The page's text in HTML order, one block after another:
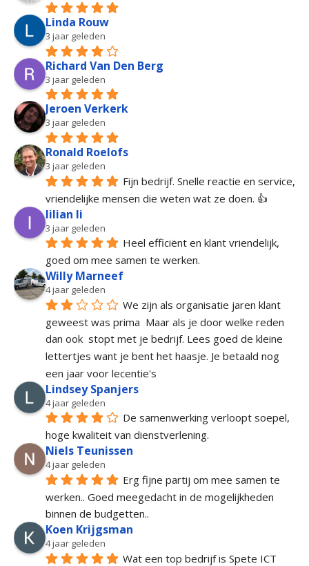
Linda Rouw
3 jaar geleden
Richard Van Den Berg
3 jaar geleden
Jeroen Verkerk
3 jaar geleden
Ronald Roelofs
3 jaar geleden
Fijn bedrijf. Snelle reactie en service,
vriendelijke mensen die weten wat ze doen. 👍
lilian li
3 jaar geleden
Heel efficiënt en klant vriendelijk,
goed om mee samen te werken.
Willy Marneef
4 jaar geleden
We zijn als organisatie jaren klant
geweest was prima  Maar als je door welke reden
dan ook  stopt met je bedrijf. Lees goed de kleine
lettertjes want je bent het haasje. Je betaald nog
een jaar voor lecentie's
Lindsey Spanjers
4 jaar geleden
De samenwerking verloopt soepel,
hoge kwaliteit van dienstverlening.
Niels Teunissen
4 jaar geleden
Erg fijne partij om mee samen te
werken.. Goed meegedacht in de mogelijkheden
binnen de budgetten..
Koen Krijgsman
4 jaar geleden
Wat een top bedrijf is Spete ICT